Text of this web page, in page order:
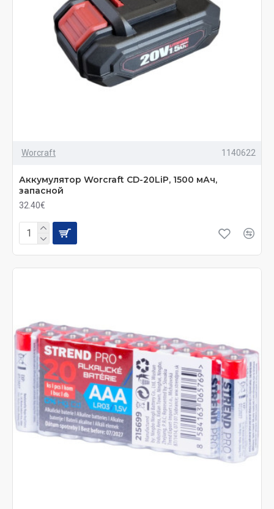
Worcraft 1140622
Аккумулятор Worcraft CD-20LiP, 1500 мАч,
запасной
32.40€